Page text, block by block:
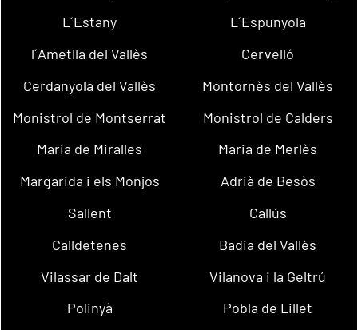
L´Estany
L´Espunyola
l´Ametlla del Vallès
Cervelló
Cerdanyola del Vallès
Montornès del Vallès
Monistrol de Montserrat
Monistrol de Calders
Maria de Miralles
Maria de Merlès
Margarida i els Monjos
Adrià de Besòs
Sallent
Callús
Calldetenes
Badia del Vallès
Vilassar de Dalt
Vilanova i la Geltrú
Polinyà
Pobla de Lillet